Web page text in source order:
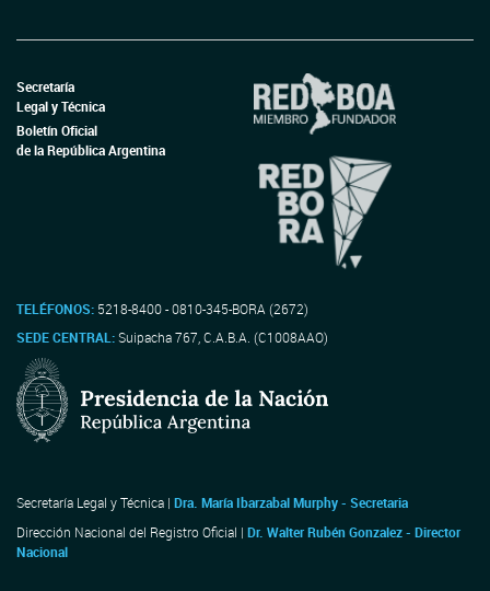
Secretaría
Legal y Técnica
Boletín Oficial
de la República Argentina
TELÉFONOS: 5218-8400 - 0810-345-BORA (2672)
SEDE CENTRAL:Suipacha 767, C.A.B.A. (C1008AAO)
Secretaría Legal y Técnica | Dra. María Ibarzabal Murphy - Secretaria
Dirección Nacional del Registro Oficial | Dr. Walter Rubén Gonzalez - Director
Nacional